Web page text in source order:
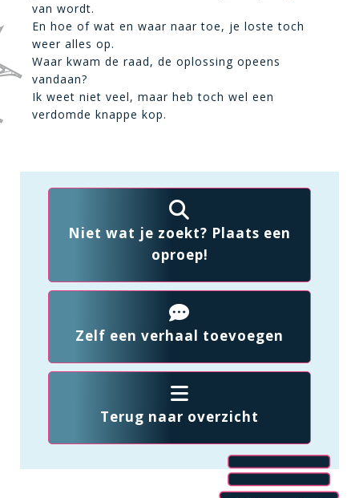
van wordt.
En hoe of wat en waar naar toe, je loste toch
weer alles op.
Waar kwam de raad, de oplossing opeens
vandaan?
Ik weet niet veel, maar heb toch wel een
verdomde knappe kop.
Niet wat je zoekt? Plaats een
oproep!
Zelf een verhaal toevoegen
Terug naar overzicht